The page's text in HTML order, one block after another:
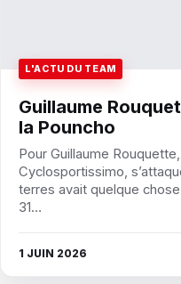
L'ACTU DU TEAM
Guillaume
la Pouncho
Pour Guillaume
Cyclosportissimo,
terres avait quelque
31…
1 JUIN 2026